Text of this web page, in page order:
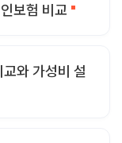
보험 비교
와 가성비 설